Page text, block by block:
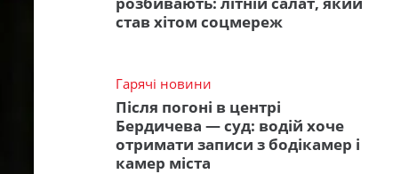
став хітом соцмереж
Гарячі новини
Після погоні в центрі
Бердичева — суд: водій хоче
отримати записи з бодікамер і
камер міста